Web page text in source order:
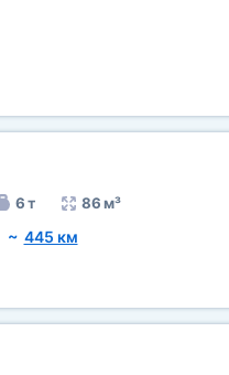
6 т 86 м³
~ 445 км